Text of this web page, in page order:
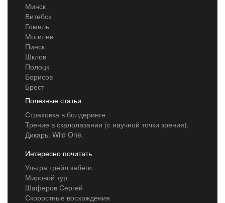
Минск
Витебск
Гомель
Могилев
Пинск
Шклов
Полоцк
Борисов
Брест
Полезные статьи
Страховка в болдеринге
Трение в скалолазании (с научной точки зрения).
Дикарь. Wild One.
Интересно почитать
Ультра трейл забеги
Мировой тур
Шаферов Сергей
Скоростные восхождения